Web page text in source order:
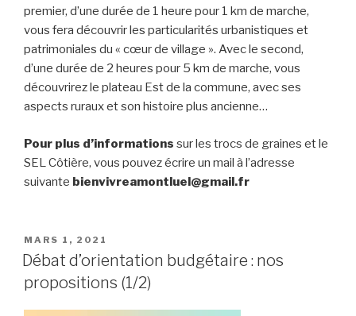
premier, d’une durée de 1 heure pour 1 km de marche,
vous fera découvrir les particularités urbanistiques et
patrimoniales du « cœur de village ». Avec le second,
d’une durée de 2 heures pour 5 km de marche, vous
découvrirez le plateau Est de la commune, avec ses
aspects ruraux et son histoire plus ancienne…
Pour plus d’informations sur les trocs de graines et le
SEL Côtière, vous pouvez écrire un mail à l’adresse
suivante bienvivreamontluel@gmail.fr
PUBLIÉ
LE
MARS 1, 2021
Débat d’orientation budgétaire : nos
propositions (1/2)